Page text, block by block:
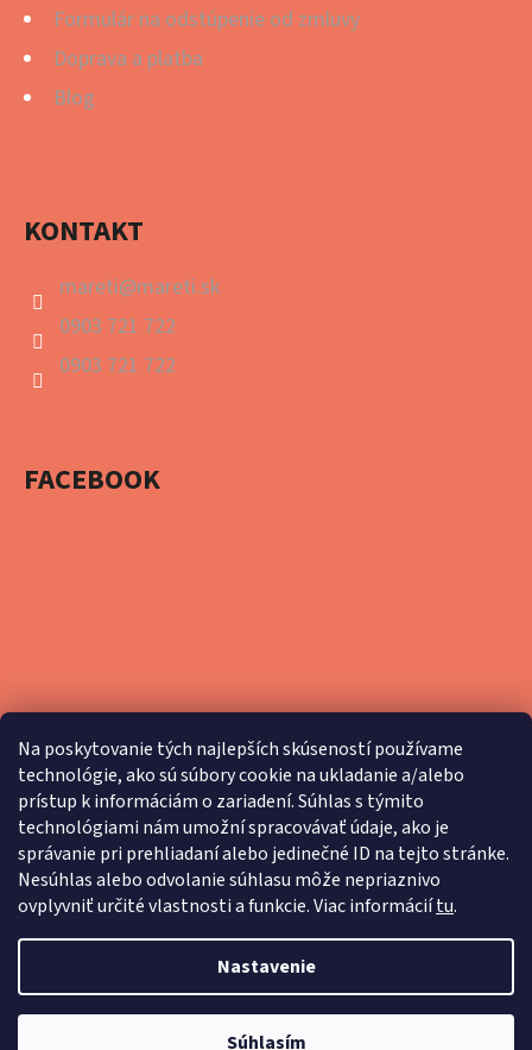
Na poskytovanie tých najlepších skúseností používame
technológie, ako sú súbory cookie na ukladanie a/alebo
prístup k informáciám o zariadení. Súhlas s týmito
technológiami nám umožní spracovávať údaje, ako je
správanie pri prehliadaní alebo jedinečné ID na tejto stránke.
Nesúhlas alebo odvolanie súhlasu môže nepriaznivo
ovplyvniť určité vlastnosti a funkcie. Viac informáciítu.
Nastavenie
Súhlasím
Formulár na odstúpenie od zmluvy
Doprava a platba
Blog
KONTAKT
mareti@mareti.sk
0903 721 722
0903 721 722
FACEBOOK
Vytvoril Shoptet
Copyright 2026Mareti. Všetky práva vyhradené.Upraviť